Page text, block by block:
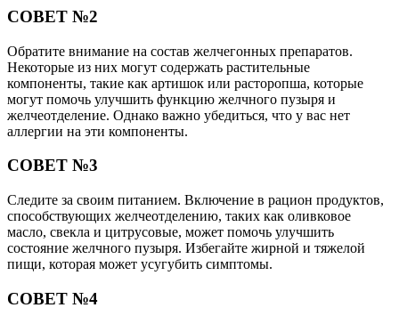
СОВЕТ №2
Обратите внимание на состав желчегонных препаратов.
Некоторые из них могут содержать растительные
компоненты, такие как артишок или расторопша, которые
могут помочь улучшить функцию желчного пузыря и
желчеотделение. Однако важно убедиться, что у вас нет
аллергии на эти компоненты.
СОВЕТ №3
Следите за своим питанием. Включение в рацион продуктов,
способствующих желчеотделению, таких как оливковое
масло, свекла и цитрусовые, может помочь улучшить
состояние желчного пузыря. Избегайте жирной и тяжелой
пищи, которая может усугубить симптомы.
СОВЕТ №4